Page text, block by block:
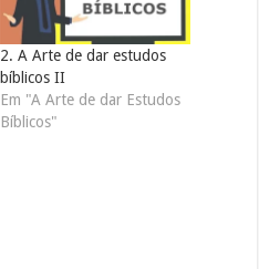
2. A Arte de dar estudos
bíblicos II
Em "A Arte de dar Estudos
Bíblicos"